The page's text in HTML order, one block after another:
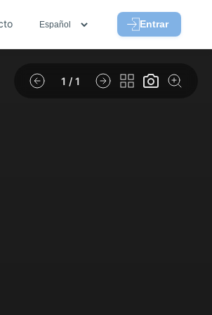
Entrar
1 / 1